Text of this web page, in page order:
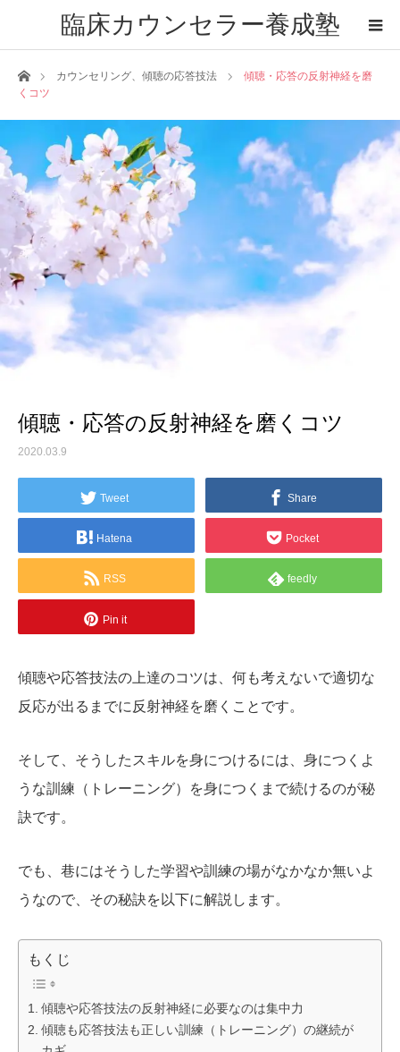
臨床カウンセラー養成塾
ホームカウンセリング、傾聴の応答技法
傾聴・応答の反射神経を磨
くコツ
傾聴・応答の反射神経を磨くコツ
2020.03.9
Tweet Share
Hatena Pocket
RSS feedly
Pin it
傾聴や応答技法の上達のコツは、何も考えないで適切な
反応が出るまでに反射神経を磨くことです。
そして、そうしたスキルを身につけるには、身につくよ
うな訓練（トレーニング）を身につくまで続けるのが秘
訣です。
でも、巷にはそうした学習や訓練の場がなかなか無いよ
うなので、その秘訣を以下に解説します。
もくじ
傾聴や応答技法の反射神経に必要なのは集中力
傾聴も応答技法も正しい訓練（トレーニング）の継続が